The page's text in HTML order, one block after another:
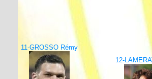
11-GROSSO Rémy
12-